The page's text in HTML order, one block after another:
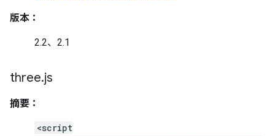
版本：
2.2、2.1
three.js
摘要：
<script